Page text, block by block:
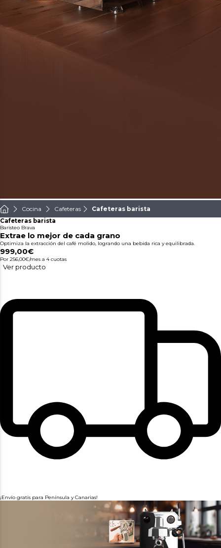
Cocina Cafeteras Cafeteras barista
Cafeteras barista
Baristeo Brava
Extrae lo mejor de cada grano
Optimiza la extracción del café molido, logrando una bebida rica y equilibrada.
999,00€
Por 256,00€/mes a 4 cuotas
Ver producto
¡Envío gratis para Península y Canarias!